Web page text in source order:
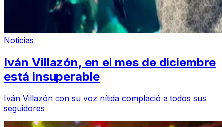
Noticias
Iván Villazón, en el mes de diciembre
está insuperable
Iván Villazón con su voz nítida complació a todos sus
seguidores